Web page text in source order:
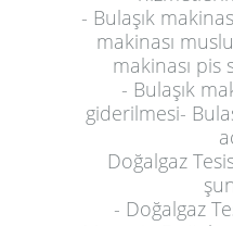
- Bulaşık
makinası
makinası pis
- Bulaşık
giderilmesi-
Doğalgaz
- Doğalgaz